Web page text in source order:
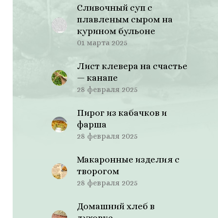
Сливочный суп с
плавленым сыром на
курином бульоне
01 марта 2025
Лист клевера на счастье
— канапе
28 февраля 2025
Пирог из кабачков и
фарша
28 февраля 2025
Макаронные изделия с
творогом
28 февраля 2025
Домашний хлеб в